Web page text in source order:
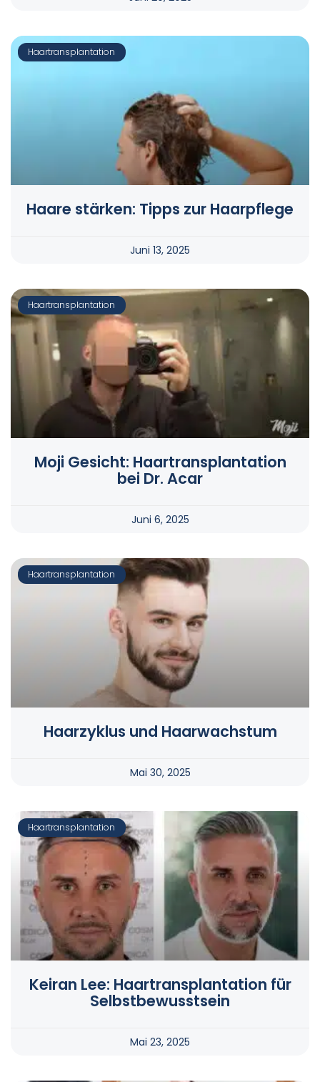
Haartransplantation
Haare stärken: Tipps zur Haarpflege
Juni 13, 2025
Haartransplantation
Moji Gesicht: Haartransplantation
bei Dr. Acar
Juni 6, 2025
Haartransplantation
Haarzyklus und Haarwachstum
Mai 30, 2025
Haartransplantation
Keiran Lee: Haartransplantation für
Selbstbewusstsein
Mai 23, 2025